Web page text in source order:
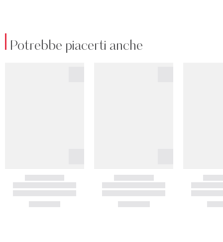
Potrebbe piacerti anche